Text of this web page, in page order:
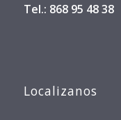
Tel.: 868 95 48 38
Localizanos